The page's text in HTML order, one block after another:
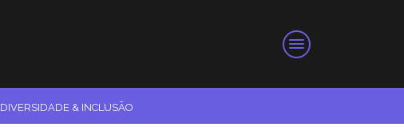
DIVERSIDADE & INCLUSÃO